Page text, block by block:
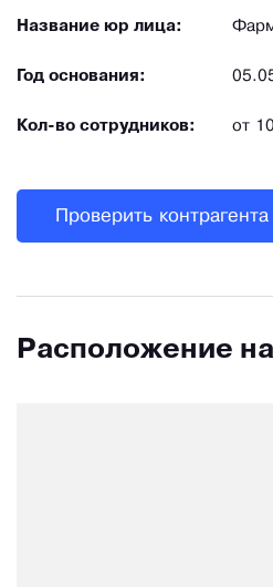
Название юр лица:
Год основания:
Кол-во сотрудников: от
Проверить контрагента
Расположение